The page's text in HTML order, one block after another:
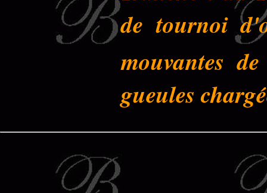
de tournoi
mouvantes
gueules